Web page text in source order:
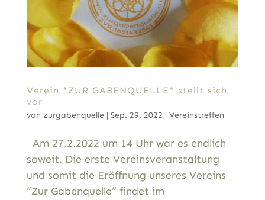
Verein *ZUR GABENQUELLE* stellt sich
vor
von zurgabenquelle | Sep. 29, 2022 | Vereinstreffen
Am 27.2.2022 um 14 Uhr war es endlich
soweit. Die erste Vereinsveranstaltung
und somit die Eröffnung unseres Vereins
“Zur Gabenquelle“ findet im